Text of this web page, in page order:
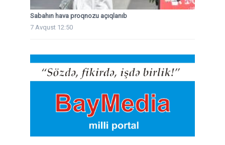
Sabahın hava proqnozu açıqlanıb
7 Avqust 12:50